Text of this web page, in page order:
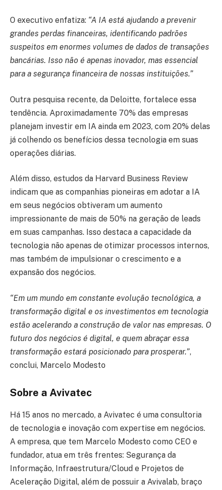
O executivo enfatiza: “A IA está ajudando a prevenir
grandes perdas financeiras, identificando padrões
suspeitos em enormes volumes de dados de transações
bancárias. Isso não é apenas inovador, mas essencial
para a segurança financeira de nossas instituições.”
Outra pesquisa recente, da Deloitte, fortalece essa
tendência. Aproximadamente 70% das empresas
planejam investir em IA ainda em 2023, com 20% delas
já colhendo os benefícios dessa tecnologia em suas
operações diárias.
Além disso, estudos da Harvard Business Review
indicam que as companhias pioneiras em adotar a IA
em seus negócios obtiveram um aumento
impressionante de mais de 50% na geração de leads
em suas campanhas. Isso destaca a capacidade da
tecnologia não apenas de otimizar processos internos,
mas também de impulsionar o crescimento e a
expansão dos negócios.
“Em um mundo em constante evolução tecnológica, a
transformação digital e os investimentos em tecnologia
estão acelerando a construção de valor nas empresas. O
futuro dos negócios é digital, e quem abraçar essa
transformação estará posicionado para prosperar.”,
conclui, Marcelo Modesto
Sobre a Avivatec
Há 15 anos no mercado, a Avivatec é uma consultoria
de tecnologia e inovação com expertise em negócios.
A empresa, que tem Marcelo Modesto como CEO e
fundador, atua em três frentes: Segurança da
Informação, Infraestrutura/Cloud e Projetos de
Aceleração Digital, além de possuir a Avivalab, braço